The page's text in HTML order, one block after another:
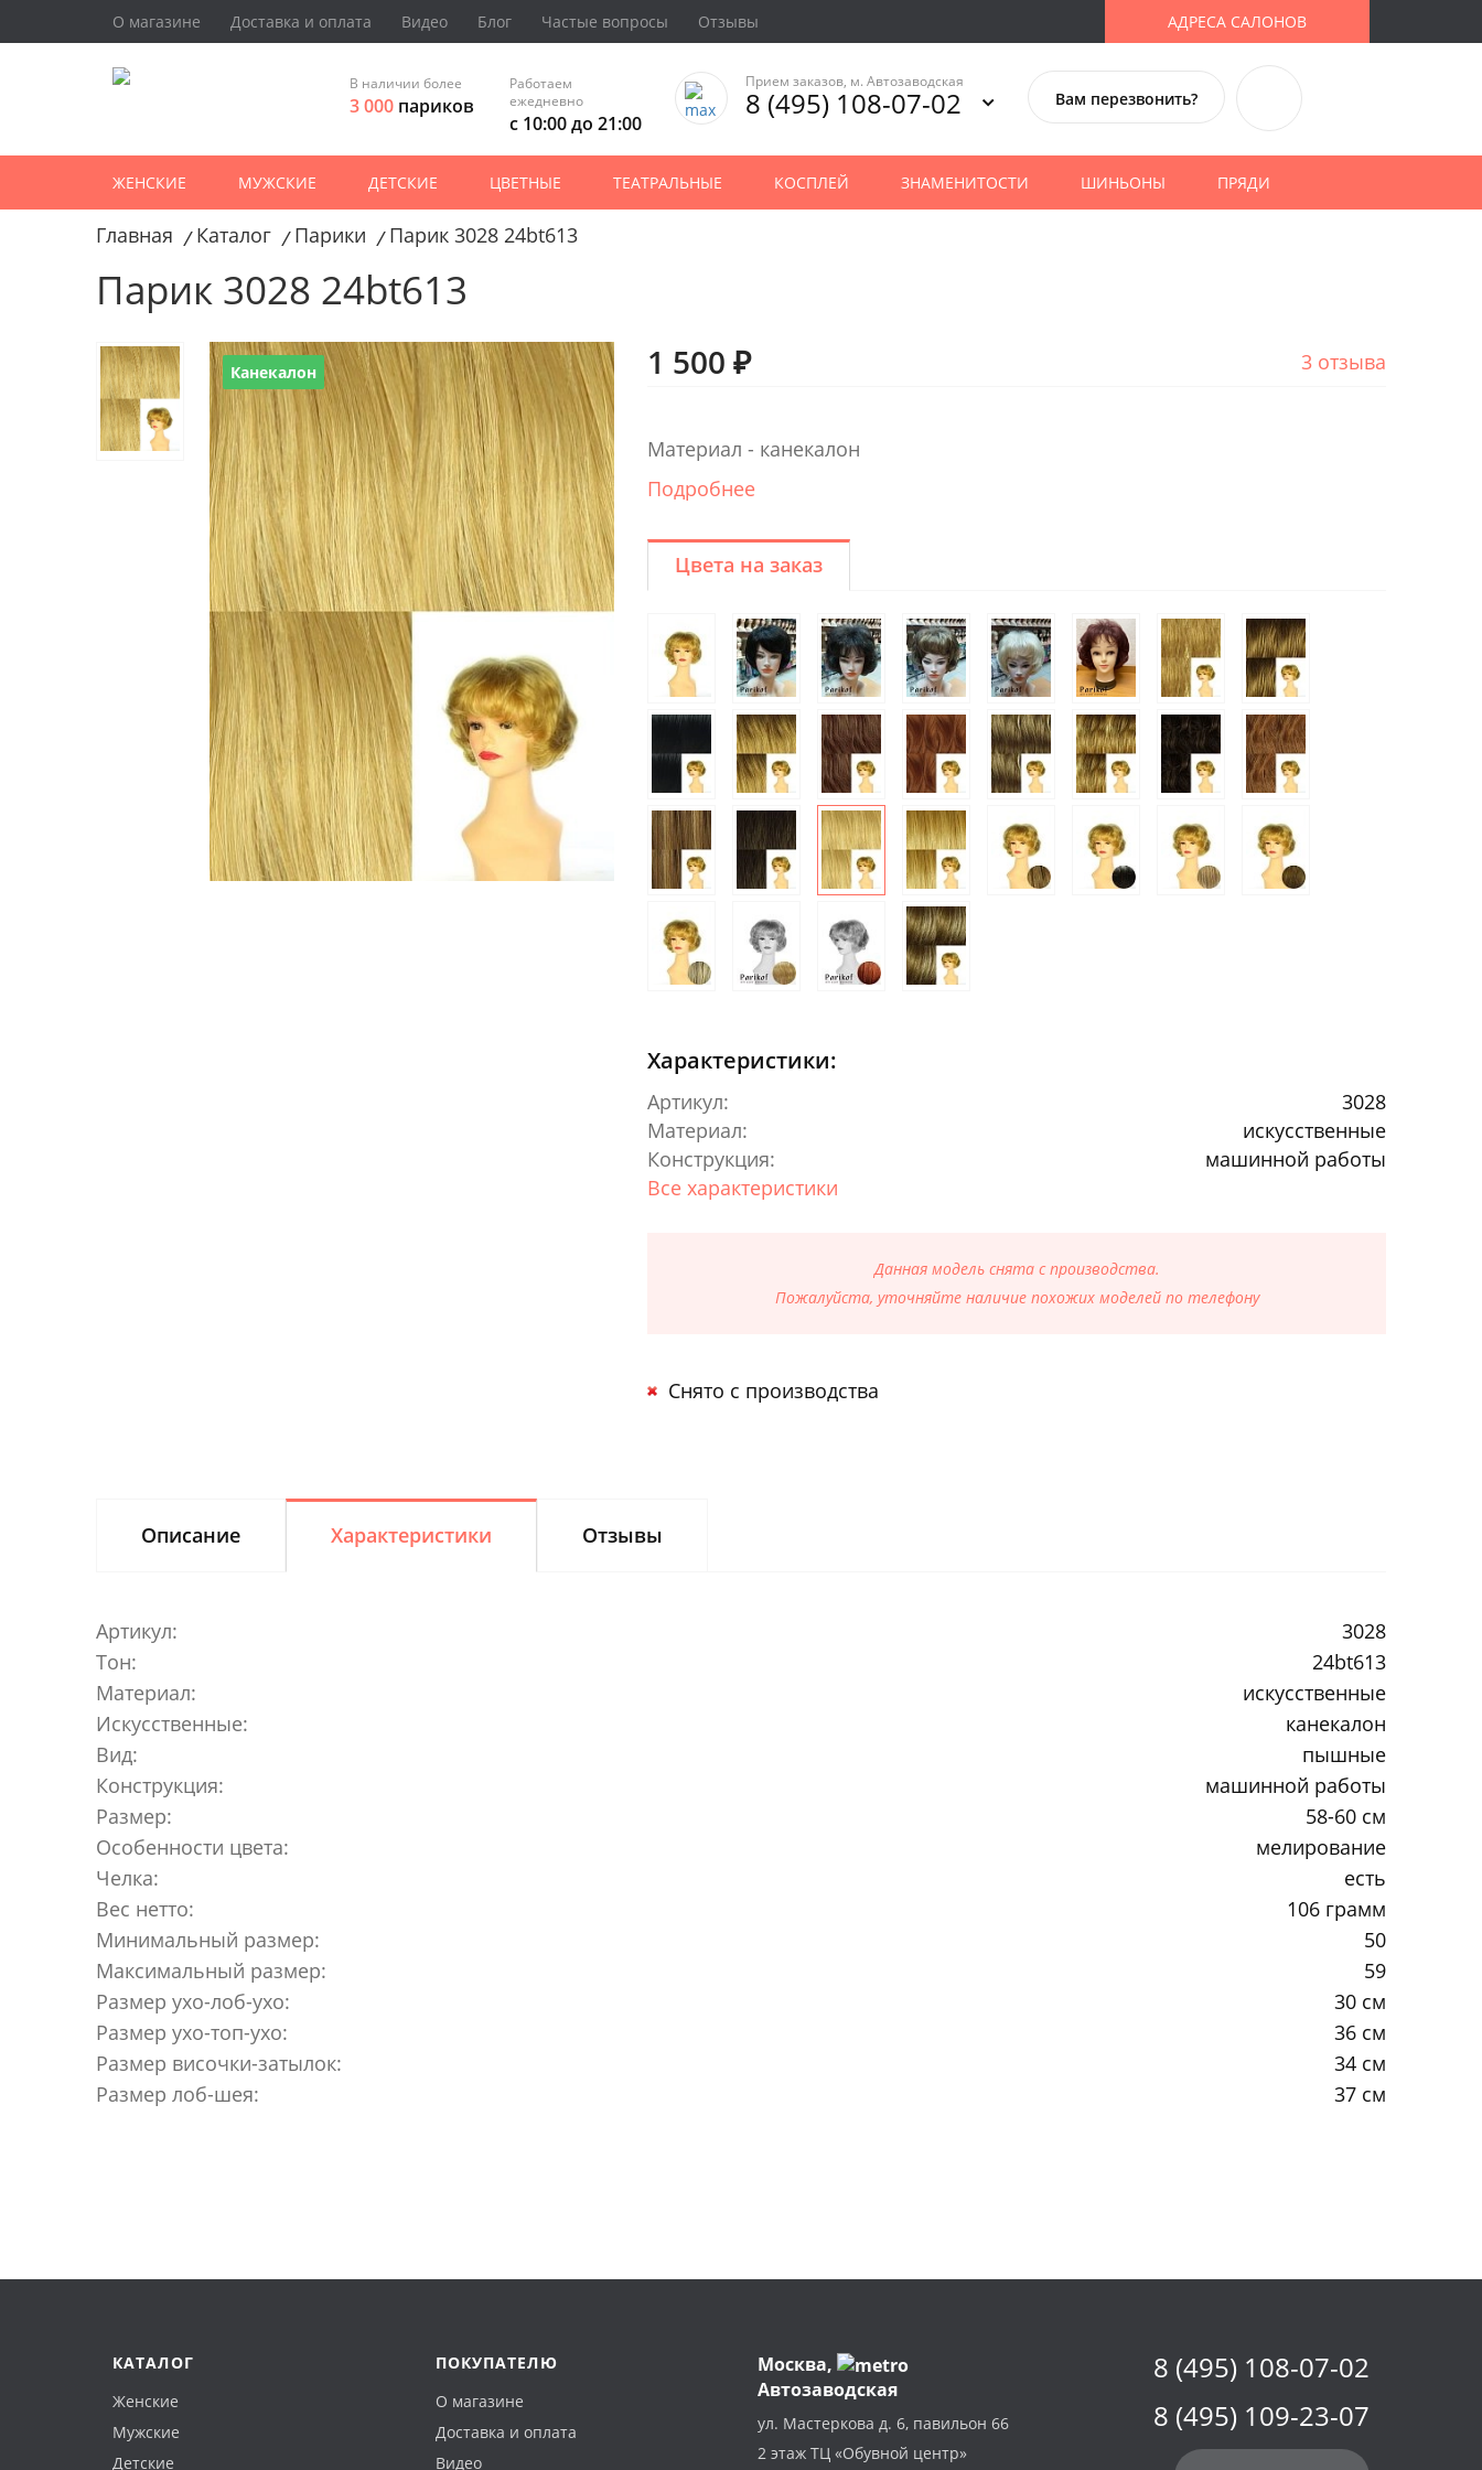
О магазине Доставка и оплата Видео Блог Частые вопросы Отзывы АДРЕСА САЛОНОВ
В наличии более
3 000 париков
Работаем
ежедневно
с 10:00 до 21:00
Прием заказов, м. Автозаводская
8 (495) 108-07-02 Вам перезвонить?
ЖЕНСКИЕ МУЖСКИЕ ДЕТСКИЕ ЦВЕТНЫЕ ТЕАТРАЛЬНЫЕ КОСПЛЕЙ ЗНАМЕНИТОСТИ ШИНЬОНЫ ПРЯДИ
Главная / Каталог / Парики / Парик 3028 24bt613
Парик 3028 24bt613
Канекалон 1 500 ₽ 3 отзыва
Материал - канекалон
Подробнее
Цвета на заказ
Характеристики:
Артикул:
3028
Материал:
искусственные
Конструкция:
машинной работы
Все характеристики
Данная модель снята с производства.
Пожалуйста, уточняйте наличие похожих моделей по телефону
Снято с производства
Описание Характеристики Отзывы
Артикул:
3028
Тон:
24bt613
Материал:
искусственные
Искусственные:
канекалон
Вид:
пышные
Конструкция:
машинной работы
Размер:
58-60 см
Особенности цвета:
мелирование
Челка:
есть
Вес нетто:
106 грамм
Минимальный размер:
50
Максимальный размер:
59
Размер ухо-лоб-ухо:
30 см
Размер ухо-топ-ухо:
36 см
Размер височки-затылок:
34 см
Размер лоб-шея:
37 см
КАТАЛОГ
Женские
Мужские
Детские
ПОКУПАТЕЛЮ
О магазине
Доставка и оплата
Видео
Москва,
Автозаводская
ул. Мастеркова д. 6, павильон 66
2 этаж ТЦ «Обувной центр»
8 (495) 108-07-02
8 (495) 109-23-07